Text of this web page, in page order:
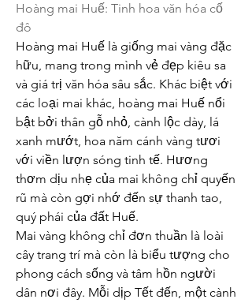
Hoàng mai Huế: Tinh hoa văn hóa cố
đô
Hoàng mai Huế là giống mai vàng đặc
hữu, mang trong mình vẻ đẹp kiêu sa
và giá trị văn hóa sâu sắc. Khác biệt với
các loại mai khác, hoàng mai Huế nổi
bật bởi thân gỗ nhỏ, cành lộc dày, lá
xanh mướt, hoa năm cánh vàng tươi
với viền lượn sóng tinh tế. Hương
thơm dịu nhẹ của mai không chỉ quyến
rũ mà còn gợi nhớ đến sự thanh tao,
quý phái của đất Huế.
Mai vàng không chỉ đơn thuần là loài
cây trang trí mà còn là biểu tượng cho
phong cách sống và tâm hồn người
dân nơi đây. Mỗi dịp Tết đến, một cành